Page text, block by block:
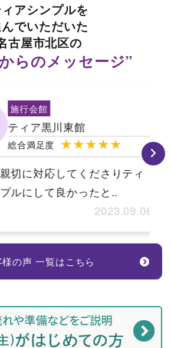
アシンプルを
でいただいた
古屋市北区の
らのメッセージ”
会館
ア黒川東館
満足度 ★★★★★
に対応してくださりティ
にして良かったと..
2023.09.06
様の声 一覧はこちら